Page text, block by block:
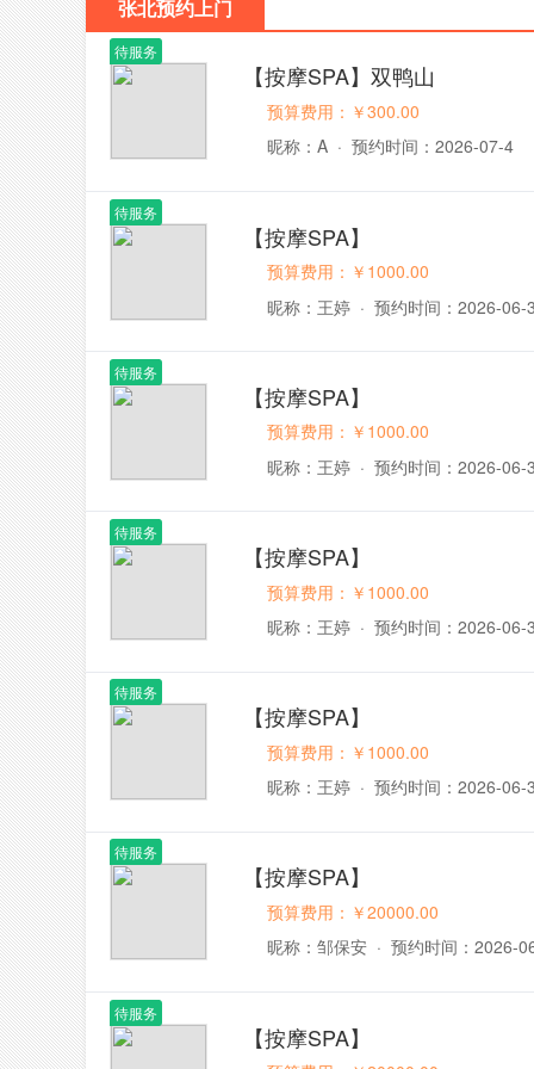
张北预约上门
待服务
【按摩SPA】双鸭山
预算费用：￥300.00
昵称：A · 预约时间：2026-07-4
待服务
【按摩SPA】
预算费用：￥1000.00
昵称：王婷 · 预约时间：2026-06-
待服务
【按摩SPA】
预算费用：￥1000.00
昵称：王婷 · 预约时间：2026-06-
待服务
【按摩SPA】
预算费用：￥1000.00
昵称：王婷 · 预约时间：2026-06-
待服务
【按摩SPA】
预算费用：￥1000.00
昵称：王婷 · 预约时间：2026-06-
待服务
【按摩SPA】
预算费用：￥20000.00
昵称：邹保安 · 预约时间：2026-
待服务
【按摩SPA】